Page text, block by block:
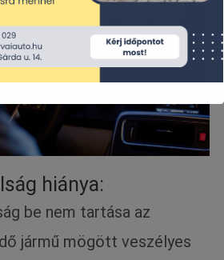
hiánya:
be nem tartása az
jármű mögött veszélyes